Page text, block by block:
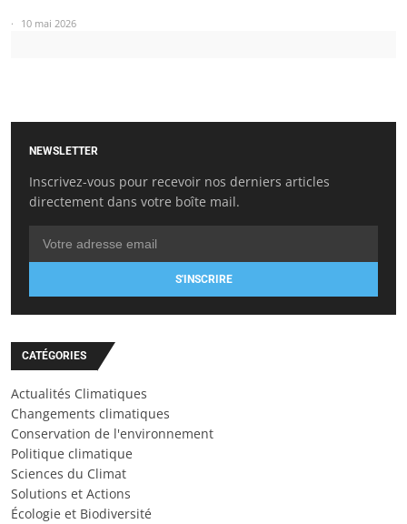
10 mai 2026
NEWSLETTER
Inscrivez-vous pour recevoir nos derniers articles
directement dans votre boîte mail.
S'INSCRIRE
CATÉGORIES
Actualités Climatiques
Changements climatiques
Conservation de l'environnement
Politique climatique
Sciences du Climat
Solutions et Actions
Écologie et Biodiversité